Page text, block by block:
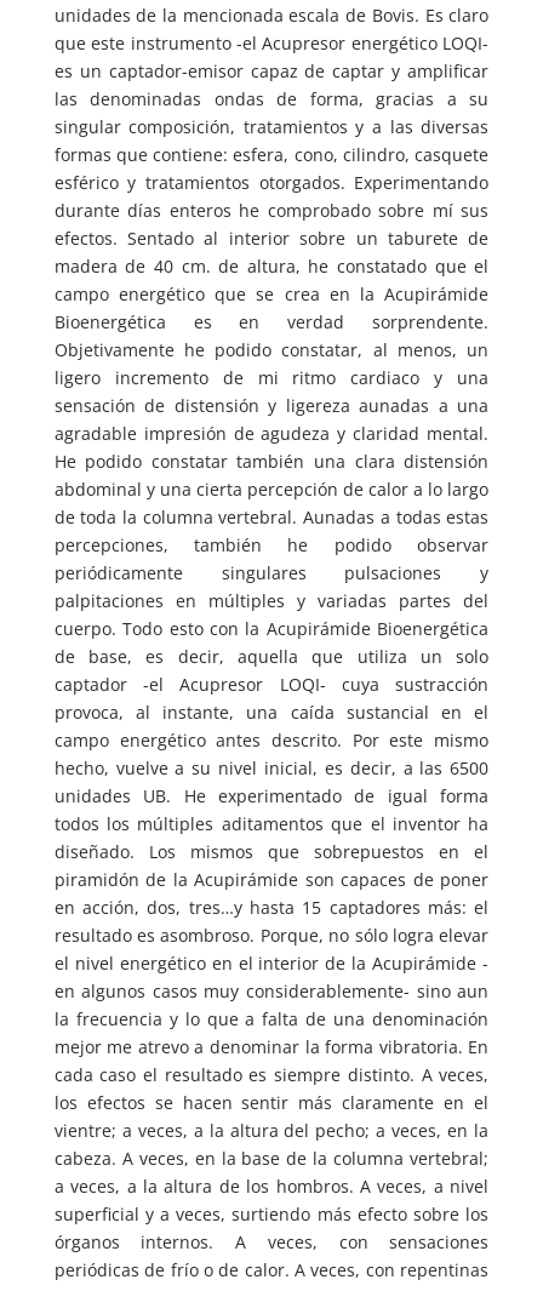
unidades de la mencionada escala de Bovis. Es claro
que este instrumento -el Acupresor energético LOQI-
es un captador-emisor capaz de captar y amplificar
las denominadas ondas de forma, gracias a su
singular composición, tratamientos y a las diversas
formas que contiene: esfera, cono, cilindro, casquete
esférico y tratamientos otorgados. Experimentando
durante días enteros he comprobado sobre mí sus
efectos. Sentado al interior sobre un taburete de
madera de 40 cm. de altura, he constatado que el
campo energético que se crea en la Acupirámide
Bioenergética es en verdad sorprendente.
Objetivamente he podido constatar, al menos, un
ligero incremento de mi ritmo cardiaco y una
sensación de distensión y ligereza aunadas a una
agradable impresión de agudeza y claridad mental.
He podido constatar también una clara distensión
abdominal y una cierta percepción de calor a lo largo
de toda la columna vertebral. Aunadas a todas estas
percepciones, también he podido observar
periódicamente singulares pulsaciones y
palpitaciones en múltiples y variadas partes del
cuerpo. Todo esto con la Acupirámide Bioenergética
de base, es decir, aquella que utiliza un solo
captador -el Acupresor LOQI- cuya sustracción
provoca, al instante, una caída sustancial en el
campo energético antes descrito. Por este mismo
hecho, vuelve a su nivel inicial, es decir, a las 6500
unidades UB. He experimentado de igual forma
todos los múltiples aditamentos que el inventor ha
diseñado. Los mismos que sobrepuestos en el
piramidón de la Acupirámide son capaces de poner
en acción, dos, tres…y hasta 15 captadores más: el
resultado es asombroso. Porque, no sólo logra elevar
el nivel energético en el interior de la Acupirámide -
en algunos casos muy considerablemente- sino aun
la frecuencia y lo que a falta de una denominación
mejor me atrevo a denominar la forma vibratoria. En
cada caso el resultado es siempre distinto. A veces,
los efectos se hacen sentir más claramente en el
vientre; a veces, a la altura del pecho; a veces, en la
cabeza. A veces, en la base de la columna vertebral;
a veces, a la altura de los hombros. A veces, a nivel
superficial y a veces, surtiendo más efecto sobre los
órganos internos. A veces, con sensaciones
periódicas de frío o de calor. A veces, con repentinas